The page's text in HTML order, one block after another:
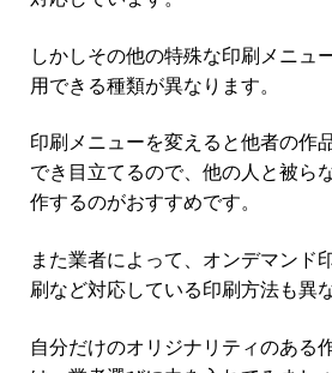
しかしその他の特殊な印刷メニュ
用できる種類が異なります。
印刷メニューを変えると他者の作
でき目立てるので、他の人と被ら
作するのがおすすめです。
また業者によって、オンデマンド
刷など対応している印刷方法も異
自分だけのオリジナリティのある